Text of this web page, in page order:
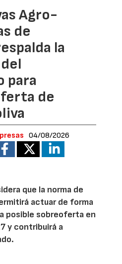
Agro-
de
la
para
de
04/08/2026
que la norma de
actuar de forma
posible sobreoferta en
y contribuirá a